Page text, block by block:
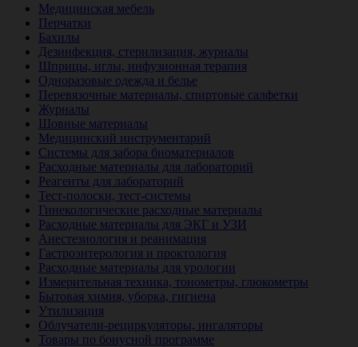
Медицинская мебель
Перчатки
Бахилы
Дезинфекция, стерилизация, журналы
Шприцы, иглы, инфузионная терапия
Одноразовые одежда и белье
Перевязочные материалы, спиртовые салфетки
Журналы
Шовные материалы
Медицинский инструментарий
Системы для забора биоматериалов
Расходные материалы для лабораторий
Реагенты для лабораторий
Тест-полоски, тест-системы
Гинекологические расходные материалы
Расходные материалы для ЭКГ и УЗИ
Анестезиология и реанимация
Гастроэнтерология и проктология
Расходные материалы для урологии
Измерительная техника, тонометры, глюкометры
Бытовая химия, уборка, гигиена
Утилизация
Облучатели-рециркуляторы, ингаляторы
Товары по бонусной программе